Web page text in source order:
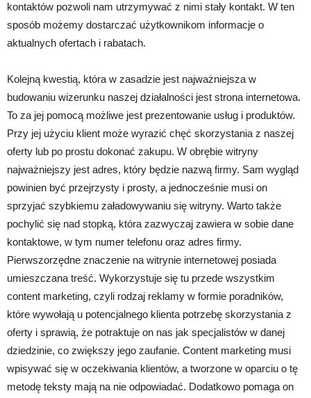
kontaktów pozwoli nam utrzymywać z nimi stały kontakt. W ten
sposób możemy dostarczać użytkownikom informacje o
aktualnych ofertach i rabatach.
Kolejną kwestią, która w zasadzie jest najważniejsza w
budowaniu wizerunku naszej działalności jest strona internetowa.
To za jej pomocą możliwe jest prezentowanie usług i produktów.
Przy jej użyciu klient może wyrazić chęć skorzystania z naszej
oferty lub po prostu dokonać zakupu. W obrębie witryny
najważniejszy jest adres, który będzie nazwą firmy. Sam wygląd
powinien być przejrzysty i prosty, a jednocześnie musi on
sprzyjać szybkiemu załadowywaniu się witryny. Warto także
pochylić się nad stopką, która zazwyczaj zawiera w sobie dane
kontaktowe, w tym numer telefonu oraz adres firmy.
Pierwszorzędne znaczenie na witrynie internetowej posiada
umieszczana treść. Wykorzystuje się tu przede wszystkim
content marketing, czyli rodzaj reklamy w formie poradników,
które wywołają u potencjalnego klienta potrzebę skorzystania z
oferty i sprawią, że potraktuje on nas jak specjalistów w danej
dziedzinie, co zwiększy jego zaufanie. Content marketing musi
wpisywać się w oczekiwania klientów, a tworzone w oparciu o tę
metodę teksty mają na nie odpowiadać. Dodatkowo pomaga on